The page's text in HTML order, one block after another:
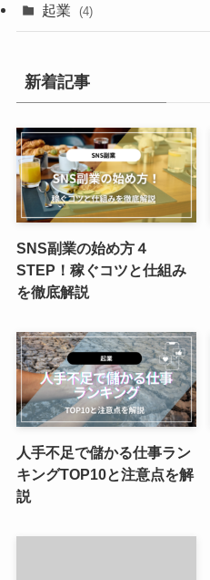
起業 (4)
新着記事
SNS副業の始め方４
STEP！稼ぐコツと仕組み
を徹底解説
人手不足で儲かる仕事ラン
キングTOP10と注意点を解
説